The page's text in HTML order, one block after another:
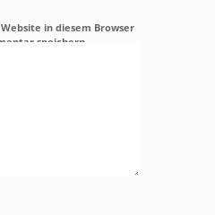
in diesem Browser
speichern.